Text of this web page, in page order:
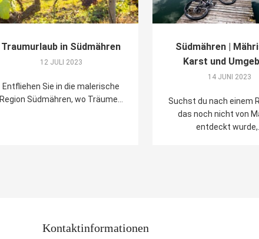
Traumurlaub in Südmähren
12 JULI 2023
Entfliehen Sie in die malerische
Region Südmähren, wo Träume...
Südmähren |
Karst und
14 JUNI 2023
Suchst du nach einem
das noch nicht von
entdeckt wurde,...
Kontaktinformationen